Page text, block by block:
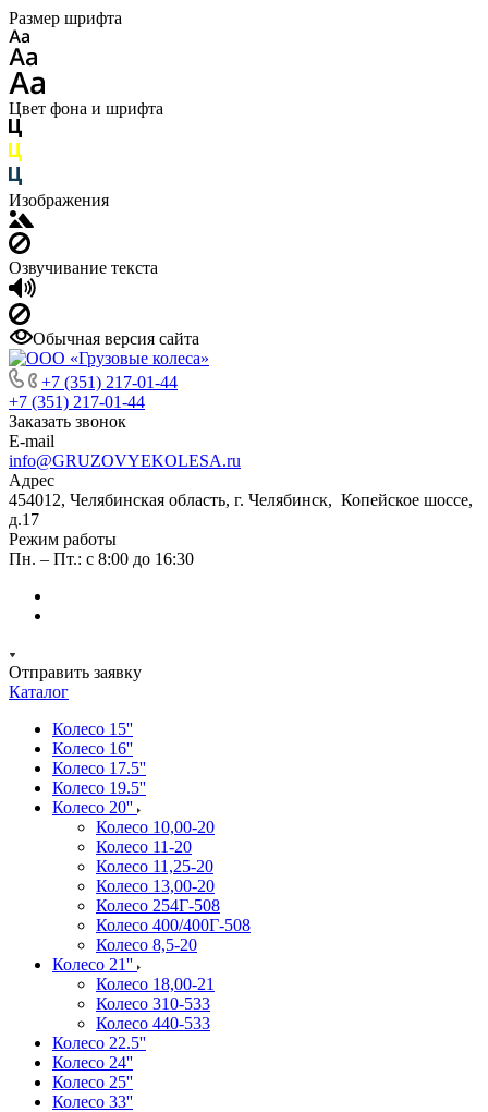
Размер шрифта
Цвет фона и шрифта
Изображения
Озвучивание текста
Обычная версия сайта
+7 (351) 217-01-44
+7 (351) 217-01-44
Заказать звонок
E-mail
info@GRUZOVYEKOLESA.ru
Адрес
454012, Челябинская область, г. Челябинск, Копейское шоссе,
д.17
Режим работы
Пн. – Пт.: с 8:00 до 16:30
Отправить заявку
Каталог
Колесо 15''
Колесо 16''
Колесо 17.5''
Колесо 19.5''
Колесо 20''
Колесо 10,00-20
Колесо 11-20
Колесо 11,25-20
Колесо 13,00-20
Колесо 254Г-508
Колесо 400/400Г-508
Колесо 8,5-20
Колесо 21''
Колесо 18,00-21
Колесо 310-533
Колесо 440-533
Колесо 22.5''
Колесо 24''
Колесо 25''
Колесо 33''